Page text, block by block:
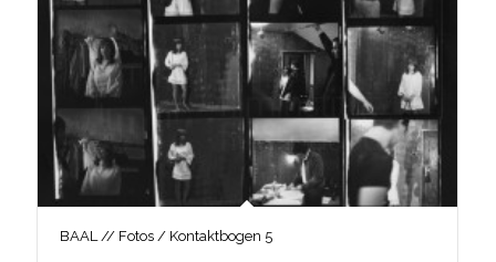
BAAL // Fotos / Kontaktbogen 5